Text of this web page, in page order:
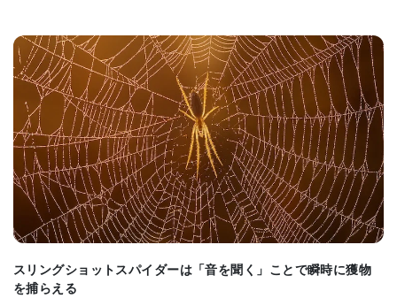
は、高度に専門化された神経回路が、多様な視覚刺
激を適切な行動に変換するという脳についての理論
を支持している。
将来
膜神経節細胞タイプを体系的に調査できるようにな
BIOMARKET JP
スリングショットスパイダーは「音を聞く」ことで瞬時に獲物
を捕らえる